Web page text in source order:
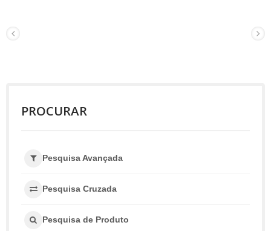
PROCURAR
Pesquisa Avançada
Pesquisa Cruzada
Pesquisa de Produto